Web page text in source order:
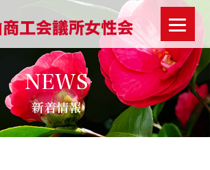
NEWS
新着情報